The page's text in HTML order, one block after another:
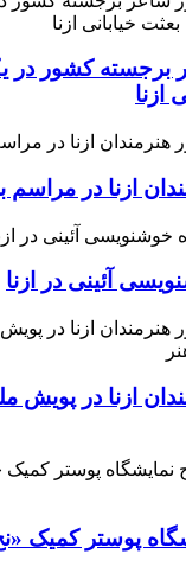
برجسته کشور در
ازنا
ازنا در مراسم
آئینی در ازنا
ازنا در پویش
پوستر کمیک